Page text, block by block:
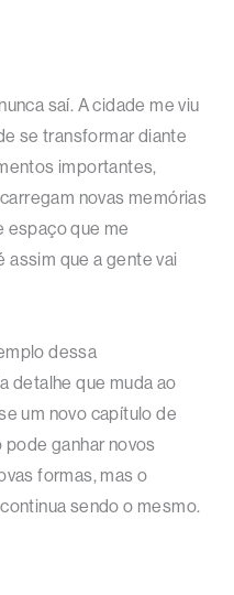
saí. A cidade me viu
se transformar diante
importantes,
novas memórias
espaço que me
assim que a gente vai
dessa
detalhe que muda ao
um novo capítulo de
pode ganhar novos
formas, mas o
sendo o mesmo.